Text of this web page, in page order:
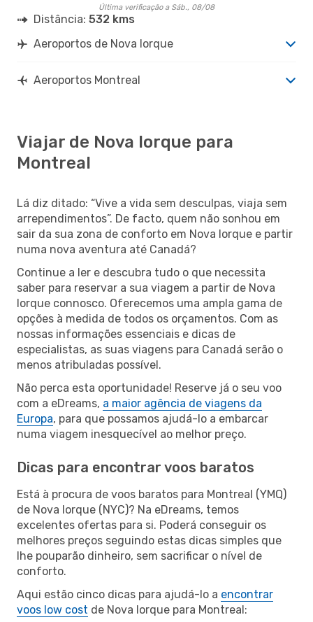
Última verificação a Sáb., 08/08
Distância: 532 kms
Aeroportos de Nova Iorque
Aeroportos Montreal
Viajar de Nova Iorque para
Montreal
Lá diz ditado: “Vive a vida sem desculpas, viaja sem
arrependimentos”. De facto, quem não sonhou em
sair da sua zona de conforto em Nova Iorque e partir
numa nova aventura até Canadá?
Continue a ler e descubra tudo o que necessita
saber para reservar a sua viagem a partir de Nova
Iorque connosco. Oferecemos uma ampla gama de
opções à medida de todos os orçamentos. Com as
nossas informações essenciais e dicas de
especialistas, as suas viagens para Canadá serão o
menos atribuladas possível.
Não perca esta oportunidade! Reserve já o seu voo
com a eDreams, a maior agência de viagens da
Europa, para que possamos ajudá-lo a embarcar
numa viagem inesquecível ao melhor preço.
Dicas para encontrar voos baratos
Está à procura de voos baratos para Montreal (YMQ)
de Nova Iorque (NYC)? Na eDreams, temos
excelentes ofertas para si. Poderá conseguir os
melhores preços seguindo estas dicas simples que
lhe pouparão dinheiro, sem sacrificar o nível de
conforto.
Aqui estão cinco dicas para ajudá-lo a encontrar
voos low cost de Nova Iorque para Montreal: